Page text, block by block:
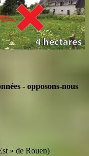
- opposons-nous
» de Rouen)